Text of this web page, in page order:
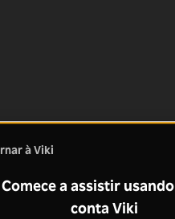
à Viki
Comece a assistir
conta Viki